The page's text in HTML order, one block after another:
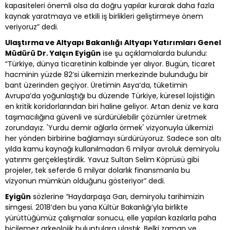
kapasiteleri önemli olsa da doğru yapılar kurarak daha fazla
kaynak yaratmaya ve etkili iş birlikleri geliştirmeye önem
veriyoruz” dedi.
Ulaştırma ve Altyapı Bakanlığı Altyapı Yatırımları Genel
Müdürü Dr. Yalçın Eyigün ise şu açıklamalarda bulundu:
“Türkiye, dünya ticaretinin kalbinde yer alıyor. Bugün, ticaret
hacminin yüzde 82’si ülkemizin merkezinde bulunduğu bir
bant üzerinden geçiyor. Üretimin Asya’da, tüketimin
Avrupa’da yoğunlaştığı bu düzende Türkiye, küresel lojistiğin
en kritik koridorlarından biri haline geliyor. Artan deniz ve kara
taşımacılığına güvenli ve sürdürülebilir çözümler üretmek
zorundayız. 'Yurdu demir ağlarla örmek' vizyonuyla ülkemizi
her yönden birbirine bağlamayı sürdürüyoruz. Sadece son altı
yılda kamu kaynağı kullanılmadan 6 milyar avroluk demiryolu
yatırımı gerçekleştirdik. Yavuz Sultan Selim Köprüsü gibi
projeler, tek seferde 6 milyar dolarlık finansmanla bu
vizyonun mümkün olduğunu gösteriyor” dedi.
Eyigün sözlerine “Haydarpaşa Garı, demiryolu tarihimizin
simgesi. 2018’den bu yana Kültür Bakanlığı’yla birlikte
yürüttüğümüz çalışmalar sonucu, elle yapılan kazılarla paha